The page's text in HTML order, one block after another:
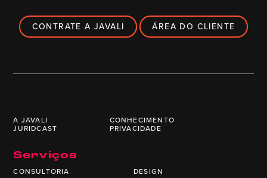
CONTRATE A JAVALI ÁREA DO CLIENTE
A JAVALI CONHECIMENTO
JURIDCAST PRIVACIDADE
Serviços
CONSULTORIA
DESIGN